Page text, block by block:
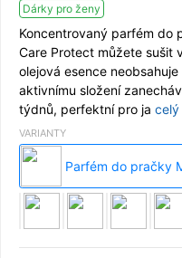
Dárky pro ženy
Koncentrovaný parfém do
Care Protect můžete sušit
olejová esence
aktivnímu složení
týdnů, perfektní pro ja celý
VARIANTY
Parfém do pračky